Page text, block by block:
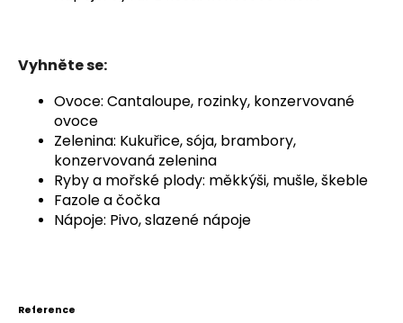
Vyhněte se:
Ovoce: Cantaloupe, rozinky, konzervované
ovoce
Zelenina: Kukuřice, sója, brambory,
konzervovaná zelenina
Ryby a mořské plody: měkkýši, mušle, škeble
Fazole a čočka
Nápoje: Pivo, slazené nápoje
Reference